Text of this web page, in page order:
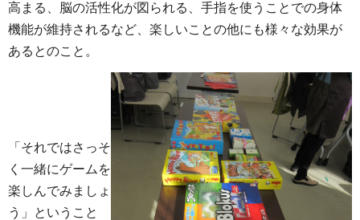
高まる、脳の活性化が図られる、手指を使うことでの身体
機能が維持されるなど、楽しいことの他にも様々な効果が
あるとのこと。
「それではさっそ
く一緒にゲームを
楽しんでみましょ
う」ということ